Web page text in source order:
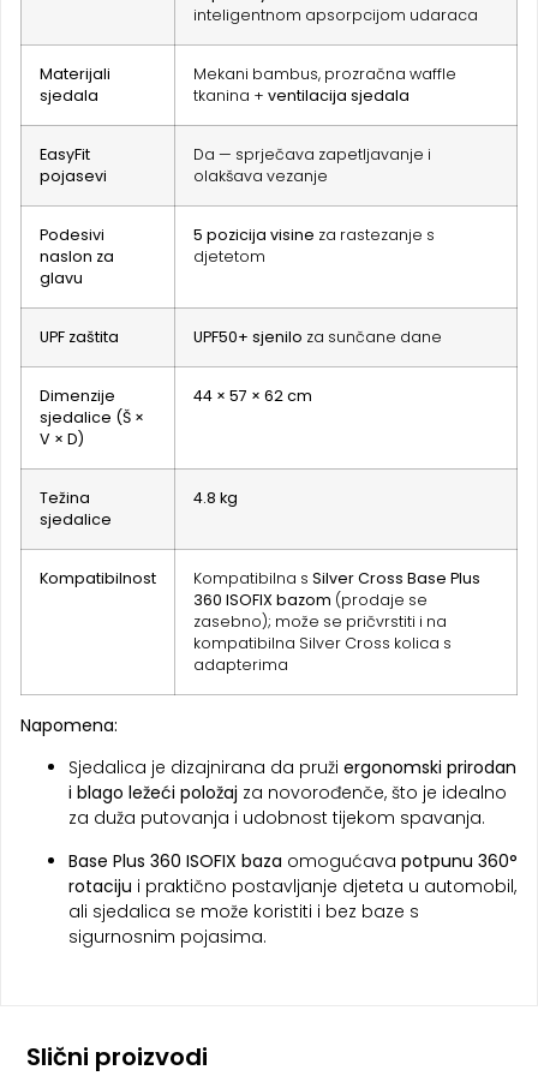
inteligentnom apsorpcijom udaraca
Materijali
sjedala
Mekani bambus, prozračna waffle
tkanina + ventilacija sjedala
EasyFit
pojasevi
Da — sprječava zapetljavanje i
olakšava vezanje
Podesivi
naslon za
glavu
5 pozicija visine za rastezanje s
djetetom
UPF zaštita UPF50+ sjenilo za sunčane dane
Dimenzije
sjedalice (Š ×
V × D)
44 × 57 × 62 cm
Težina
sjedalice
4.8 kg
Kompatibilnost Kompatibilna s Silver Cross Base Plus
360 ISOFIX bazom (prodaje se
zasebno); može se pričvrstiti i na
kompatibilna Silver Cross kolica s
adapterima
Napomena:
Sjedalica je dizajnirana da pruži ergonomski prirodan
i blago ležeći položaj za novorođenče, što je idealno
za duža putovanja i udobnost tijekom spavanja.
Base Plus 360 ISOFIX baza omogućava potpunu 360°
rotaciju i praktično postavljanje djeteta u automobil,
ali sjedalica se može koristiti i bez baze s
sigurnosnim pojasima.
Slični proizvodi